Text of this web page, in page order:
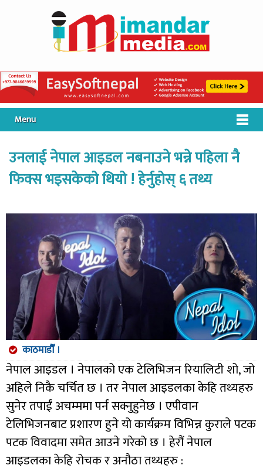
Menu
उनलाई नेपाल आइडल नबनाउने भन्ने पहिला नै
फिक्स भइसकेको थियो ! हेर्नुहोस् ६ तथ्य
काठमाडौँ ।
नेपाल आइडल । नेपालको एक टेलिभिजन रियालिटी शो, जो
अहिले निकै चर्चित छ । तर नेपाल आइडलका केहि तथ्यहरु
सुनेर तपाईं अचम्ममा पर्न सक्नुहुनेछ । एपीवान
टेलिभिजनबाट प्रशारण हुने यो कार्यक्रम विभिन्न कुराले पटक
पटक विवादमा समेत आउने गरेको छ । हेरौं नेपाल
आइडलका केहि रोचक र अनौठा तथ्यहरु :